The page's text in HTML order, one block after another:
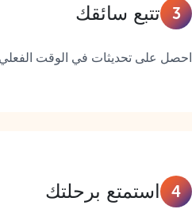
3 تتبع سائقك
احصل على تحديثات في الوقت
4 استمتع برحلتك